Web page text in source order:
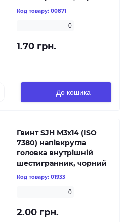
Код товару: 00871
0
1.70 грн.
До кошика
Гвинт SJH М3х14 (ISO
7380) напівкругла
головка внутрішній
шестигранник, чорний
Код товару: 01933
0
2.00 грн.